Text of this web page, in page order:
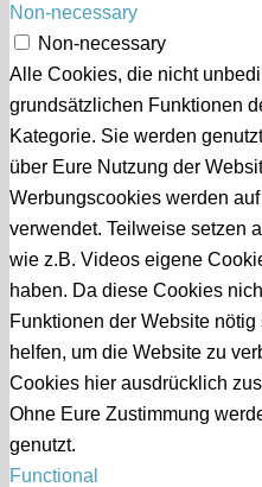
Non-necessary
Non-necessary
Alle Cookies, die nicht
grundsätzlichen Funktionen
Kategorie. Sie werden
über Eure Nutzung der
Werbungscookies werden
verwendet. Teilweise setzen
wie z.B. Videos eigene
haben. Da diese Cookies
Funktionen der Website
helfen, um die Website zu
Cookies hier ausdrücklich
Ohne Eure Zustimmung
genutzt.
Functional